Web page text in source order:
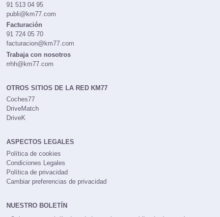
91 513 04 95
publi@km77.com
Facturación
91 724 05 70
facturacion@km77.com
Trabaja con nosotros
rrhh@km77.com
OTROS SITIOS DE LA RED KM77
Coches77
DriveMatch
DriveK
ASPECTOS LEGALES
Política de cookies
Condiciones Legales
Política de privacidad
Cambiar preferencias de privacidad
NUESTRO BOLETÍN